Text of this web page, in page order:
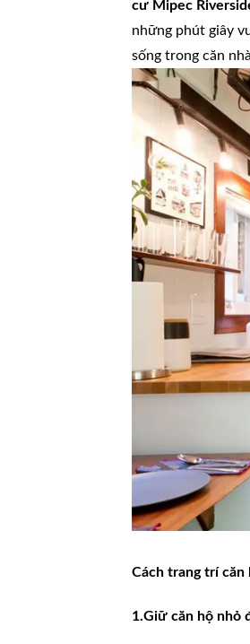
cư Mipec
những phút giây
sống trong căn
Cách trang trí căn
1.Giữ căn hộ nhỏ